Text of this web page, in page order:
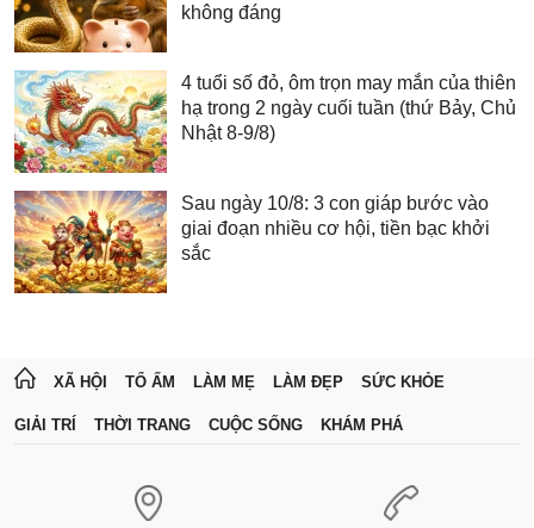
không đáng
4 tuổi số đỏ, ôm trọn may mắn của thiên
hạ trong 2 ngày cuối tuần (thứ Bảy, Chủ
Nhật 8-9/8)
Sau ngày 10/8: 3 con giáp bước vào
giai đoạn nhiều cơ hội, tiền bạc khởi
sắc
XÃ HỘI TỔ ẤM LÀM MẸ LÀM ĐẸP SỨC KHỎE
GIẢI TRÍ THỜI TRANG CUỘC SỐNG KHÁM PHÁ